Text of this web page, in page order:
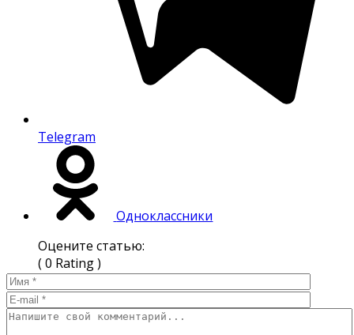
Telegram
Одноклассники
Оцените статью:
( 0 Rating )